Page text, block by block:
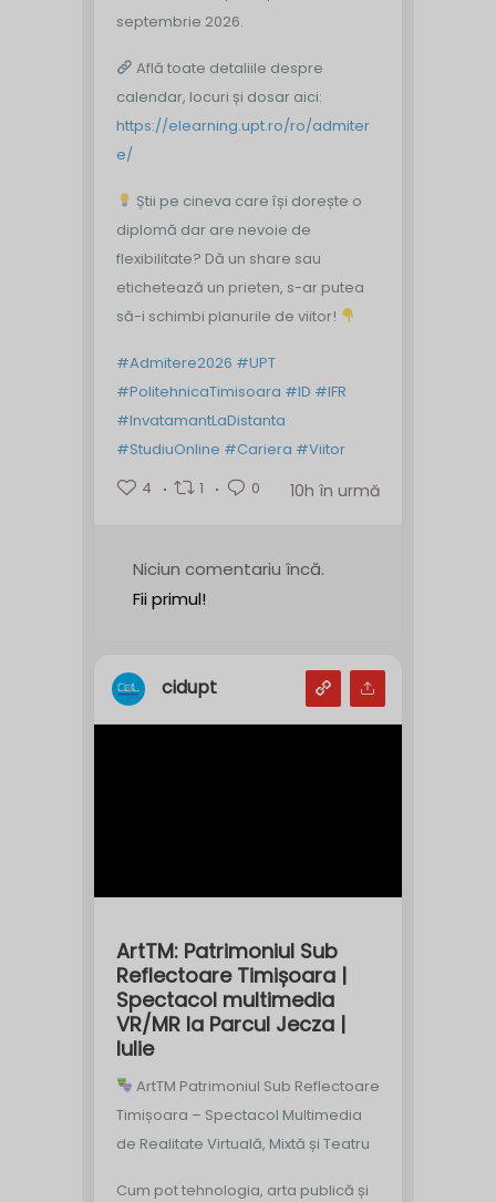
septembrie 2026.
Află toate detaliile despre
calendar, locuri și dosar aici:
https://elearning.upt.ro/ro/admiter
e/
Știi pe cineva care își dorește o
diplomă dar are nevoie de
flexibilitate? Dă un share sau
etichetează un prieten, s-ar putea
să-i schimbi planurile de viitor!
#Admitere2026 #UPT
#PolitehnicaTimisoara #ID #IFR
#InvatamantLaDistanta
#StudiuOnline #Cariera #Viitor
4
1 0 10h în urmă
Niciun comentariu încă.
Fii primul!
cidupt
ArtTM: Patrimoniul Sub
Reflectoare Timișoara |
Spectacol multimedia
VR/MR la Parcul Jecza |
Iulie
ArtTM Patrimoniul Sub Reflectoare
Timișoara – Spectacol Multimedia
de Realitate Virtuală, Mixtă și Teatru
Cum pot tehnologia, arta publică și